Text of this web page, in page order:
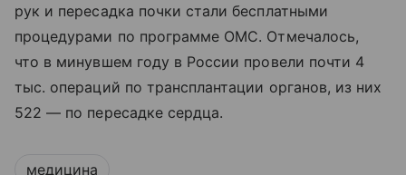
рук и пересадка почки стали бесплатными
процедурами по программе ОМС. Отмечалось,
что в минувшем году в России провели почти 4
тыс. операций по трансплантации органов, из них
522 — по пересадке сердца.
медицина